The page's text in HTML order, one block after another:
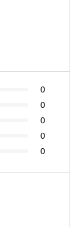
0
0
0
0
0